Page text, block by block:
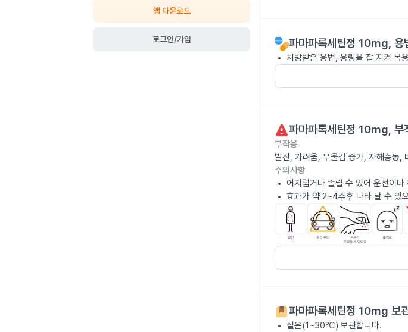
앱 다운로드
로그인/가입 파마파록세틴정 10mg, 용
처방받은 용법, 용량을 잘 지켜 복
파마파록세틴정 10mg, 부
부작용
발진, 가려움, 우울감 증가, 자해충동,
주의사항
어지럽거나 졸릴 수 있어 운전이
효과가 약 2~4주후 나타 날 수 있
파마파록세틴정 10mg 보
실온(1~30℃) 보관합니다.